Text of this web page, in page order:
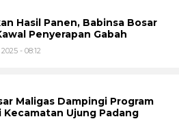
Hasil Panen, Babinsa Bosar
Penyerapan Gabah
- 08:12
Maligas Dampingi Program
Kecamatan Ujung Padang